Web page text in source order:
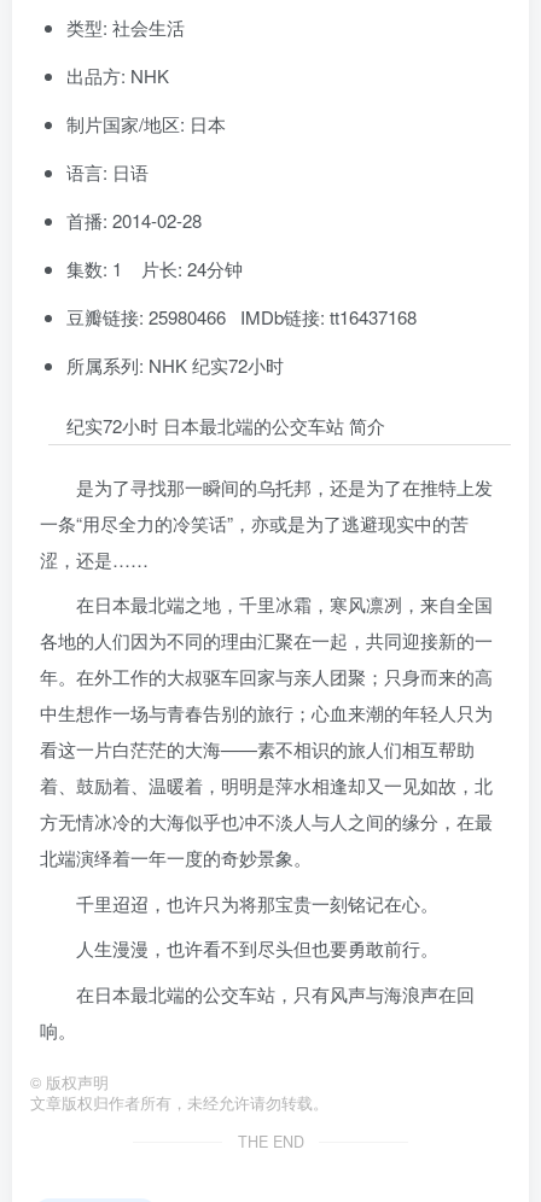
类型: 社会生活
出品方: NHK
制片国家/地区: 日本
语言: 日语
首播: 2014-02-28
集数: 1 片长: 24分钟
豆瓣链接: 25980466 IMDb链接: tt16437168
所属系列: NHK 纪实72小时
纪实72小时 日本最北端的公交车站 简介
是为了寻找那一瞬间的乌托邦，还是为了在推特上发
一条“用尽全力的冷笑话”，亦或是为了逃避现实中的苦
涩，还是……
在日本最北端之地，千里冰霜，寒风凛冽，来自全国
各地的人们因为不同的理由汇聚在一起，共同迎接新的一
年。在外工作的大叔驱车回家与亲人团聚；只身而来的高
中生想作一场与青春告别的旅行；心血来潮的年轻人只为
看这一片白茫茫的大海——素不相识的旅人们相互帮助
着、鼓励着、温暖着，明明是萍水相逢却又一见如故，北
方无情冰冷的大海似乎也冲不淡人与人之间的缘分，在最
北端演绎着一年一度的奇妙景象。
千里迢迢，也许只为将那宝贵一刻铭记在心。
人生漫漫，也许看不到尽头但也要勇敢前行。
在日本最北端的公交车站，只有风声与海浪声在回
响。
© 版权声明
文章版权归作者所有，未经允许请勿转载。
THE END